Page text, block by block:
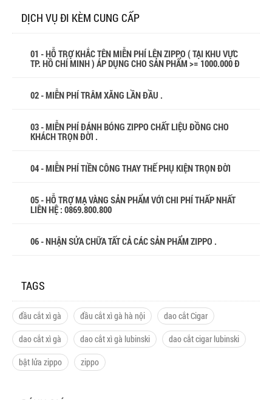
DỊCH VỤ ĐI KÈM CUNG CẤP
01 - HỖ TRỢ KHẮC TÊN MIỄN PHÍ LÊN ZIPPO ( TẠI KHU VỰC
TP. HỒ CHÍ MINH ) ÁP DỤNG CHO SẢN PHẨM >= 1000.000 Đ
02 - MIỄN PHÍ TRÂM XĂNG LẦN ĐẦU .
03 - MIỄN PHÍ ĐÁNH BÓNG ZIPPO CHẤT LIỆU ĐỒNG CHO
KHÁCH TRỌN ĐỜI .
04 - MIỄN PHÍ TIỀN CÔNG THAY THẾ PHỤ KIỆN TRỌN ĐỜI
05 - HỖ TRỢ MẠ VÀNG SẢN PHẨM VỚI CHI PHÍ THẤP NHẤT
LIÊN HỆ : 0869.800.800
06 - NHẬN SỬA CHỮA TẤT CẢ CÁC SẢN PHẨM ZIPPO .
TAGS
đầu cắt xì gà đầu cắt xì gà hà nội
dao cắt Cigar
dao cắt xì gà
dao cắt xì gà lubinski
dao cắt cigar lubinski
bật lửa zippo
zippo